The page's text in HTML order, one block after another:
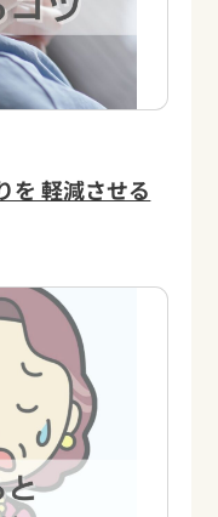
を 軽減させる